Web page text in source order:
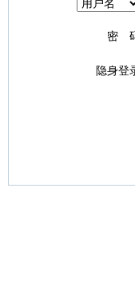
密
隐身登